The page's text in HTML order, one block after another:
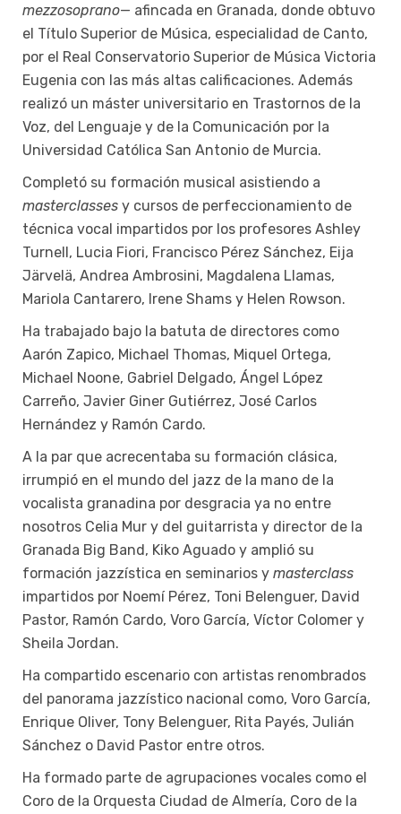
mezzosoprano— afincada en Granada, donde obtuvo
el Título Superior de Música, especialidad de Canto,
por el Real Conservatorio Superior de Música Victoria
Eugenia con las más altas calificaciones. Además
realizó un máster universitario en Trastornos de la
Voz, del Lenguaje y de la Comunicación por la
Universidad Católica San Antonio de Murcia.
Completó su formación musical asistiendo a
masterclasses y cursos de perfeccionamiento de
técnica vocal impartidos por los profesores Ashley
Turnell, Lucia Fiori, Francisco Pérez Sánchez, Eija
Järvelä, Andrea Ambrosini, Magdalena Llamas,
Mariola Cantarero, Irene Shams y Helen Rowson.
Ha trabajado bajo la batuta de directores como
Aarón Zapico, Michael Thomas, Miquel Ortega,
Michael Noone, Gabriel Delgado, Ángel López
Carreño, Javier Giner Gutiérrez, José Carlos
Hernández y Ramón Cardo.
A la par que acrecentaba su formación clásica,
irrumpió en el mundo del jazz de la mano de la
vocalista granadina por desgracia ya no entre
nosotros Celia Mur y del guitarrista y director de la
Granada Big Band, Kiko Aguado y amplió su
formación jazzística en seminarios y masterclass
impartidos por Noemí Pérez, Toni Belenguer, David
Pastor, Ramón Cardo, Voro García, Víctor Colomer y
Sheila Jordan.
Ha compartido escenario con artistas renombrados
del panorama jazzístico nacional como, Voro García,
Enrique Oliver, Tony Belenguer, Rita Payés, Julián
Sánchez o David Pastor entre otros.
Ha formado parte de agrupaciones vocales como el
Coro de la Orquesta Ciudad de Almería, Coro de la